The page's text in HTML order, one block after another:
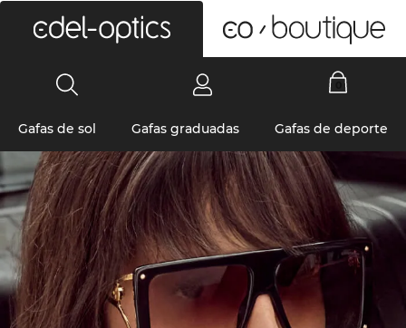
Gafas de sol Gafas graduadas Gafas de deporte